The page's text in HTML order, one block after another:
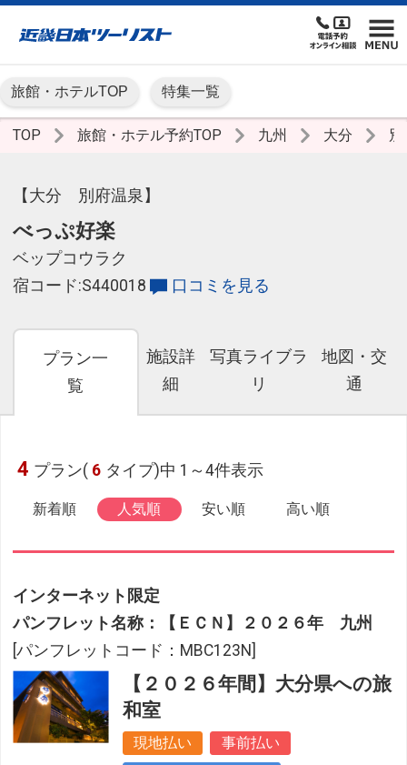
旅館・ホテルTOP 特集一覧
TOP 旅館・ホテル予約TOP 九州 大分
【大分 別府温泉】
べっぷ好楽
ベップコウラク
宿コード:S440018
口コミを見る
プラン一
覧
施設詳
細
写真ライブラ
リ
地図・交
通
4 プラン( 6 タイプ)中 1～4件表示
新着順 人気順 安い順 高い順
インターネット限定
パンフレット名称：【ＥＣＮ】２０２６年 九州
[パンフレットコード：MBC123N]
【２０２６年間】大分県への旅
和室
現地払い
事前払い